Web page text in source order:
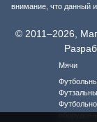
внимание, что данный
© 2011–2026,
Мячи